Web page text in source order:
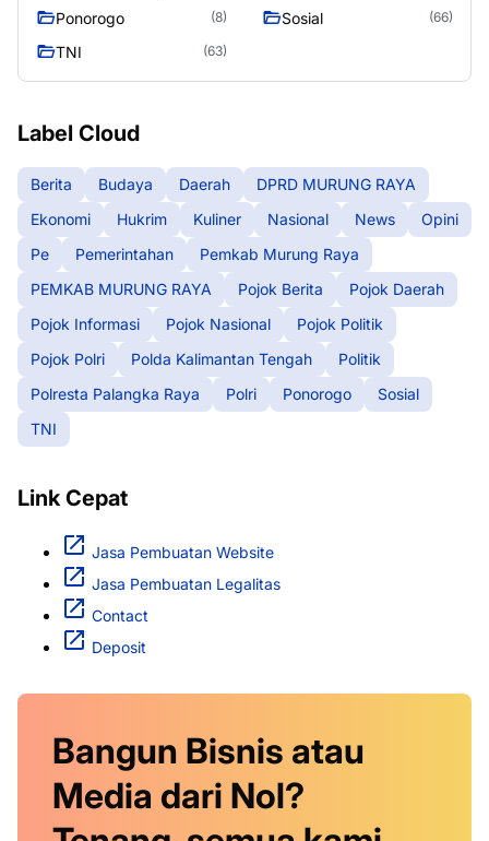
Ponorogo (8) Sosial (66)
TNI (63)
Label Cloud
Berita Budaya Daerah
DPRD MURUNG RAYA
Ekonomi
Hukrim Kuliner Nasional News
Opini
Pe
Pemerintahan
Pemkab Murung Raya
PEMKAB MURUNG RAYA
Pojok Berita
Pojok Daerah
Pojok Informasi
Pojok Nasional
Pojok Politik
Pojok Polri
Polda Kalimantan Tengah
Politik
Polresta Palangka Raya
Polri Ponorogo
Sosial
TNI
Link Cepat
Jasa Pembuatan Website
Jasa Pembuatan Legalitas
Contact
Deposit
Bangun Bisnis atau
Media dari Nol?